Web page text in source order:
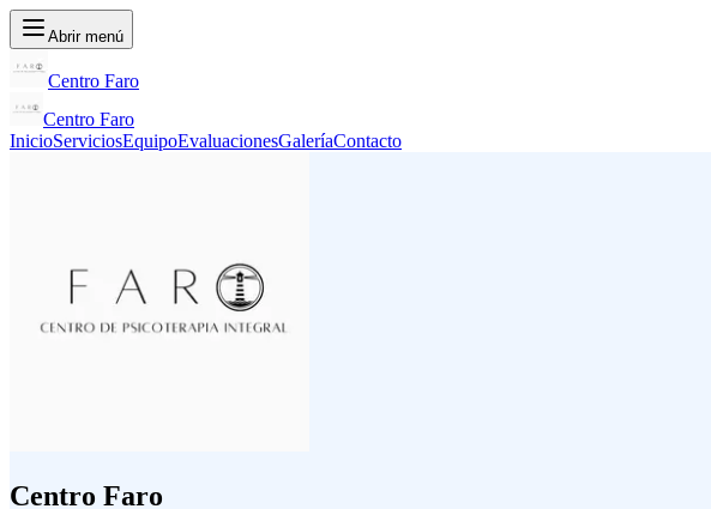
Abrir menú
Centro Faro
Centro Faro
InicioServiciosEquipoEvaluacionesGaleríaContacto
Centro Faro